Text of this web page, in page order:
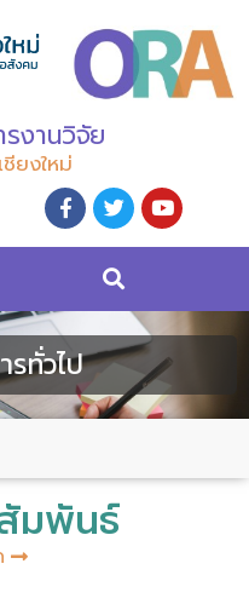
งานวิจัย
ยงใหม่
ทั่วไป
มพันธ์